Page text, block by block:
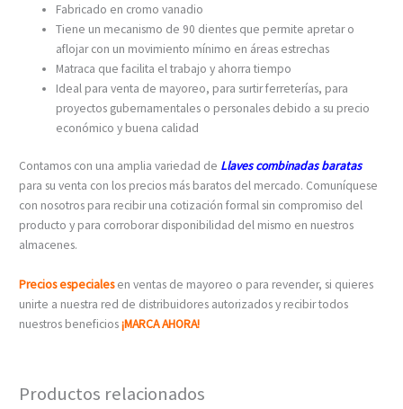
Fabricado en cromo vanadio
Tiene un mecanismo de 90 dientes que permite apretar o
aflojar con un movimiento mínimo en áreas estrechas
Matraca que facilita el trabajo y ahorra tiempo
Ideal para venta de mayoreo, para surtir ferreterías, para
proyectos gubernamentales o personales debido a su precio
económico y buena calidad
Contamos con una amplia variedad de Llaves combinadas baratas
para su venta con los precios más baratos del mercado. Comuníquese
con nosotros para recibir una cotización formal sin compromiso del
producto y para corroborar disponibilidad del mismo en nuestros
almacenes.
Precios especialesen ventas de mayoreo o para revender, si quieres
unirte a nuestra red de distribuidores autorizados y recibir todos
nuestros beneficios¡MARCA AHORA!
Productos relacionados